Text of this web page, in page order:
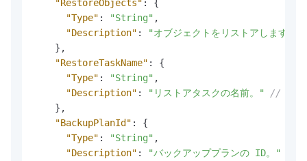
"RestoreObjects" :
{
"Type" : "String" ,
"Description" :
"オブジェクトをリストアします
} ,
"RestoreTaskName" :
{
"Type" : "String" ,
"Description" : "リストアタスクの名前。"
// 翻訳
} ,
"BackupPlanId" :
{
"Type" : "String" ,
"Description" : "バックアッププランの ID。"